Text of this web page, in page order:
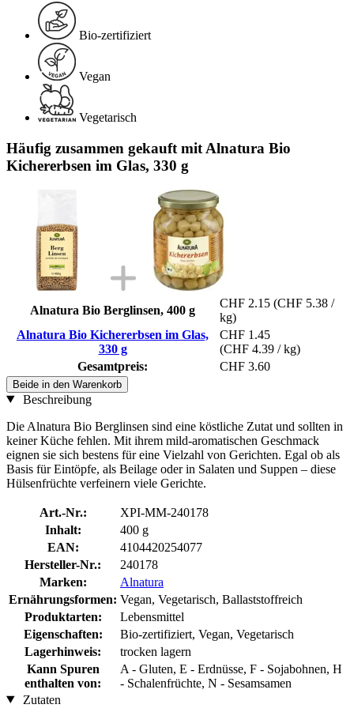
Bio-zertifiziert
Vegan
Vegetarisch
Häufig zusammen gekauft mit Alnatura Bio
Kichererbsen im Glas, 330 g
Alnatura Bio Berglinsen, 400 g
CHF 2.15 (CHF 5.38 /
kg)
Alnatura Bio Kichererbsen im Glas,
330 g
CHF 1.45
(CHF 4.39 / kg)
Gesamtpreis:
CHF 3.60
Beide in den Warenkorb
Beschreibung
Die Alnatura Bio Berglinsen sind eine köstliche Zutat und sollten in
keiner Küche fehlen. Mit ihrem mild-aromatischen Geschmack
eignen sie sich bestens für eine Vielzahl von Gerichten. Egal ob als
Basis für Eintöpfe, als Beilage oder in Salaten und Suppen – diese
Hülsenfrüchte verfeinern viele Gerichte.
Art.-Nr.:
XPI-MM-240178
Inhalt:
400 g
EAN:
4104420254077
Hersteller-Nr.:
240178
Marken:
Alnatura
Ernährungsformen: Vegan, Vegetarisch, Ballaststoffreich
Produktarten:
Lebensmittel
Eigenschaften:
Bio-zertifiziert, Vegan, Vegetarisch
Lagerhinweis:
trocken lagern
Kann Spuren
enthalten von:
A - Gluten, E - Erdnüsse, F - Sojabohnen, H
- Schalenfrüchte, N - Sesamsamen
Zutaten